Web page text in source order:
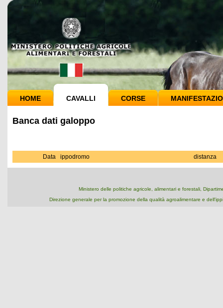
HOME CAVALLI CORSE
Banca dati galoppo
Data ippodromo distanza
Ministero delle politiche agricole, alimentari e forestali,
Direzione generale per la promozione della qualità agroalimentare e